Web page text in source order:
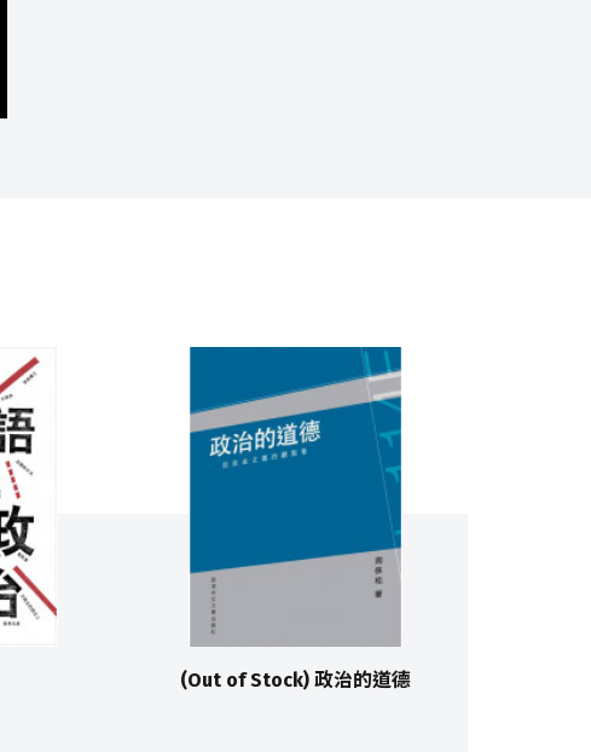
(Out of Stock) 政治的道德